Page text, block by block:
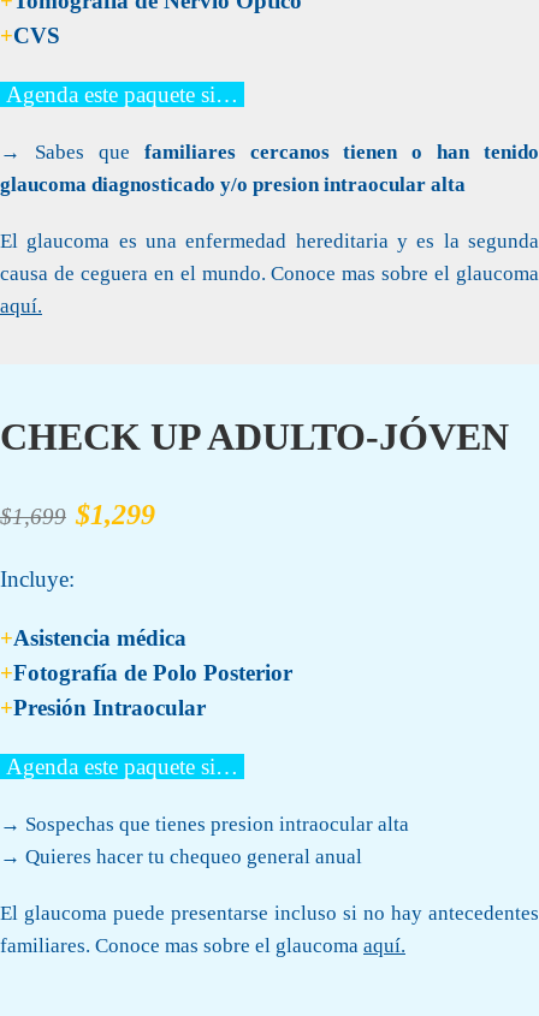
+CVS
Agenda este paquete si…
→ Sabes que familiares cercanos tienen o han tenido
glaucoma diagnosticado y/o presion intraocular alta
El glaucoma es una enfermedad hereditaria y es la segunda
causa de ceguera en el mundo. Conoce mas sobre el glaucoma
aquí.
CHECK UP ADULTO-JÓVEN
$1,699 $1,299
Incluye:
+Asistencia médica
+Fotografía de Polo Posterior
+Presión Intraocular
Agenda este paquete si…
→ Sospechas que tienes presion intraocular alta
→ Quieres hacer tu chequeo general anual
El glaucoma puede presentarse incluso si no hay antecedentes
familiares. Conoce mas sobre el glaucoma aquí.